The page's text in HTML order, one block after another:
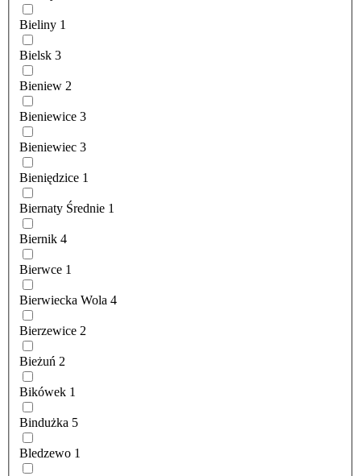
Bieliny 1
Bielsk 3
Bieniew 2
Bieniewice 3
Bieniewiec 3
Bieniędzice 1
Biernaty Średnie 1
Biernik 4
Bierwce 1
Bierwiecka Wola 4
Bierzewice 2
Bieżuń 2
Bikówek 1
Bindużka 5
Bledzewo 1